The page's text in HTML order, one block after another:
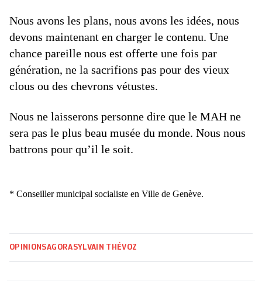
Nous avons les plans, nous avons les idées, nous
devons maintenant en charger le contenu. Une
chance pareille nous est offerte une fois par
génération, ne la sacrifions pas pour des vieux
clous ou des chevrons vétustes.
Nous ne laisserons personne dire que le MAH ne
sera pas le plus beau musée du monde. Nous nous
battrons pour qu’il le soit.
* Conseiller municipal socialiste en Ville de Genève.
OPINIONSAGORASYLVAIN THÉVOZ